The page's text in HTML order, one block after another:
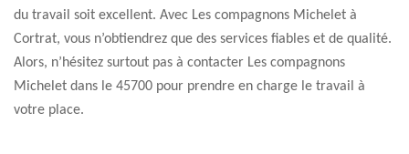
du travail soit excellent. Avec Les compagnons Michelet à
Cortrat, vous n’obtiendrez que des services fiables et de qualité.
Alors, n’hésitez surtout pas à contacter Les compagnons
Michelet dans le 45700 pour prendre en charge le travail à
votre place.